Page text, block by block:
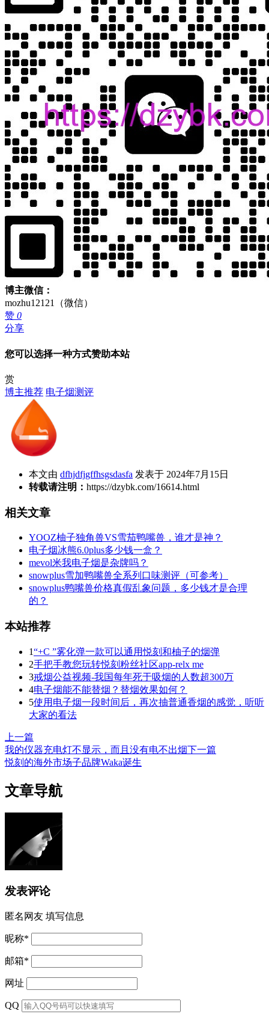
博主微信：
mozhu12121（微信）
赞 0
分享
您可以选择一种方式赞助本站
赏
博主推荐 电子烟测评
本文由 dfhjdfjgffhsgsdasfa 发表于 2024年7月15日
转载请注明： https://dzybk.com/16614.html
相关文章
YOOZ柚子独角兽VS雪茄鸭嘴兽，谁才是神？
电子烟冰熊6.0plus多少钱一盒？
mevol米我电子烟是杂牌吗？
snowplus雪加鸭嘴兽全系列口味测评（可参考）
snowplus鸭嘴兽价格真假乱象问题，多少钱才是合理
的？
本站推荐
1“+C ”雾化弹一款可以通用悦刻和柚子的烟弹
2手把手教您玩转悦刻粉丝社区app-relx me
3戒烟公益视频-我国每年死于吸烟的人数超300万
4电子烟能不能替烟？替烟效果如何？
5使用电子烟一段时间后，再次抽普通香烟的感觉，听听
大家的看法
上一篇
我的仪器充电灯不显示，而且没有电不出烟下一篇
悦刻的海外市场子品牌Waka诞生
文章导航
发表评论
匿名网友 填写信息
昵称*
邮箱*
网址
QQ